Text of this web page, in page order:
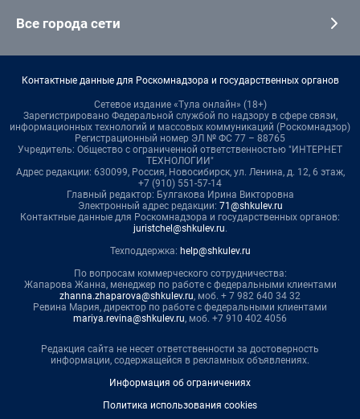
Все города сети
Контактные данные для Роскомнадзора и государственных органов
Сетевое издание «Тула онлайн» (18+)
Зарегистрировано Федеральной службой по надзору в сфере связи,
информационных технологий и массовых коммуникаций (Роскомнадзор)
Регистрационный номер ЭЛ № ФС 77 – 88765
Учредитель: Общество с ограниченной ответственностью "ИНТЕРНЕТ
ТЕХНОЛОГИИ"
Адрес редакции: 630099, Россия, Новосибирск, ул. Ленина, д. 12, 6 этаж,
+7 (910) 551-57-14
Главный редактор: Булгакова Ирина Викторовна
Электронный адрес редакции: 71@shkulev.ru
Контактные данные для Роскомнадзора и государственных органов:
juristchel@shkulev.ru.
Техподдержка: help@shkulev.ru
По вопросам коммерческого сотрудничества:
Жапарова Жанна, менеджер по работе с федеральными клиентами
zhanna.zhaparova@shkulev.ru, моб. + 7 982 640 34 32
Ревина Мария, директор по работе с федеральными клиентами
mariya.revina@shkulev.ru, моб. +7 910 402 4056
Редакция сайта не несет ответственности за достоверность
информации, содержащейся в рекламных объявлениях.
Информация об ограничениях
Политика использования cookies